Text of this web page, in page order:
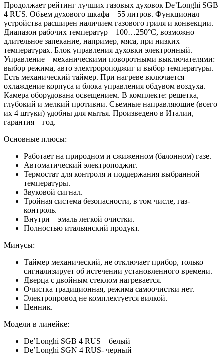
Продолжает рейтинг лучших газовых духовок De’Longhi SGB
4 RUS. Объем духового шкафа – 55 литров. Функционал
устройства расширен наличием газового гриля и конвекции.
Диапазон рабочих температур – 100…250°C, возможно
длительное запекание, например, мяса, при низких
температурах. Блок управления духовки электронный.
Управление – механическими поворотными выключателями:
выбор режима, авто электророподжиг и выбор температуры.
Есть механический таймер. При нагреве включается
охлаждение корпуса и блока управления обдувом воздуха.
Камера оборудована освещением. В комплекте: решетка,
глубокий и мелкий противни. Съемные направляющие (всего
их 4 штуки) удобны для мытья. Произведено в Италии,
гарантия – год.
Основные плюсы:
Работает на природном и сжиженном (балонном) газе.
Автоматический электроподжиг.
Термостат для контроля и поддержания выбранной
температуры.
Звуковой сигнал.
Тройная система безопасности, в том числе, газ-
контроль.
Внутри – эмаль легкой очистки.
Полностью итальянский продукт.
Минусы:
Таймер механический, не отключает прибор, только
сигнализирует об истечении установленного времени.
Дверца с двойным стеклом нагревается.
Очистка традиционная, режима самоочистки нет.
Электропровод не комплектуется вилкой.
Ценник.
Модели в линейке:
De’Longhi SGB 4 RUS – белый
De’Longhi SGN 4 RUS- черный